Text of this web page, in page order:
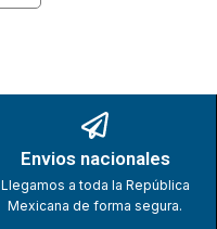
Envios nacionales
Llegamos a toda la República
Mexicana de forma segura.